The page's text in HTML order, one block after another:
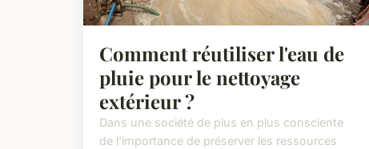
Comment réutiliser l'eau de
pluie pour le nettoyage
extérieur ?
Dans une société de plus en plus consciente
de l'importance de préserver les ressources